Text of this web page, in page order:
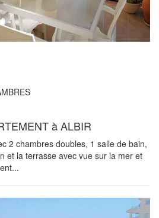
à ALBIR
2 chambres doubles, 1 salle de bain,
et la terrasse avec vue sur la mer et